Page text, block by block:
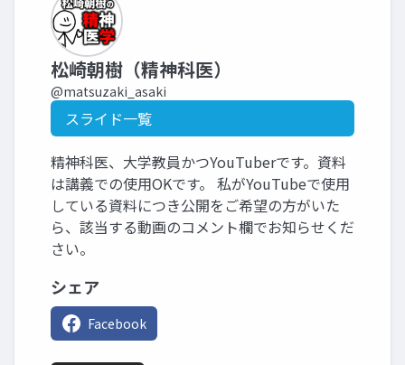
松崎朝樹（精神科医）
@matsuzaki_asaki
スライド一覧
精神科医、大学教員かつYouTuberです。資料
は講義での使用OKです。 私がYouTubeで使用
している資料につき公開をご希望の方がいた
ら、該当する動画のコメント欄でお知らせくだ
さい。
シェア
Facebook